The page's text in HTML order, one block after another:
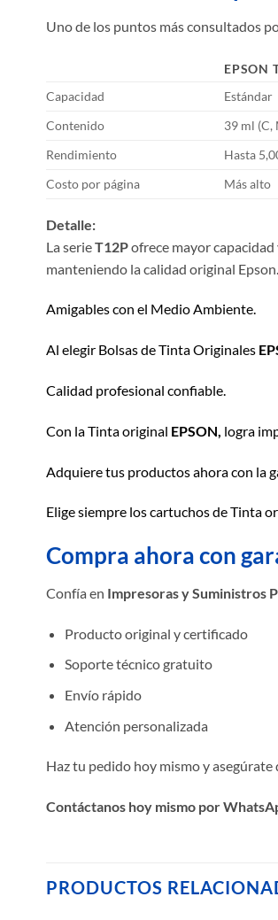
Uno de los puntos más consultados
EPSON
Capacidad
Estándar
Contenido
39 ml (C,
Rendimiento
Hasta
Costo por página
Más alto
Detalle:
La serieT12Pofrece mayor
manteniendo la calidad original Epson.
Amigables con el Medio Ambiente.
Al elegir Bolsas de Tinta Originales
Calidad profesional confiable.
Con la Tinta original EPSON, logra
Adquiere tus productos ahora con la
Elige siempre los cartuchos de Tinta
Compra ahora con
Confía en Impresoras y Suministros
Producto original y certificado
Soporte técnico gratuito
Envío rápido
Atención personalizada
Haz tu pedido hoy mismo y asegúrate
Contáctanos hoy mismo por
PRODUCTOS